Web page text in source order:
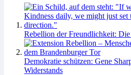
Rebellion der Freundlichkeit:
Demokratie schützen: Gene
Widerstands